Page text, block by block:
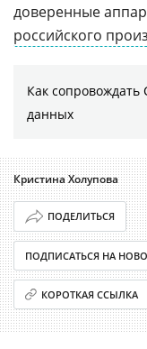
доверенные
российского
Как
данных
Кристина Холупова
ПОДЕЛИТЬСЯ
ПОДПИСАТЬСЯ НА
КОРОТКАЯ ССЫЛКА